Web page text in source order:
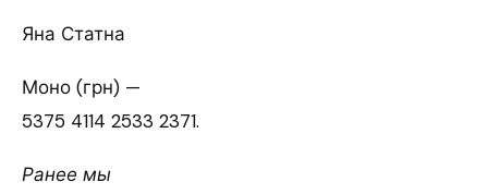
Яна Статна
Моно (грн) —
5375 4114 2533 2371.
Ранее мы